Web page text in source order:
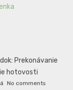
Prekonávanie
hotovosti
No comments